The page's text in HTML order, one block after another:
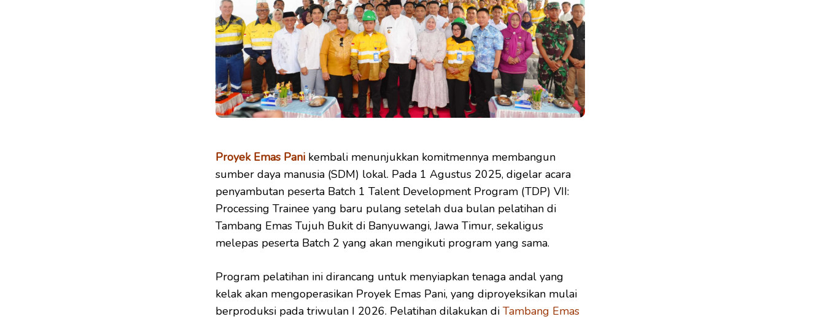
Proyek Emas Pani kembali menunjukkan komitmennya membangun
sumber daya manusia (SDM) lokal. Pada 1 Agustus 2025, digelar acara
penyambutan peserta Batch 1 Talent Development Program (TDP) VII:
Processing Trainee yang baru pulang setelah dua bulan pelatihan di
Tambang Emas Tujuh Bukit di Banyuwangi, Jawa Timur, sekaligus
melepas peserta Batch 2 yang akan mengikuti program yang sama.
Program pelatihan ini dirancang untuk menyiapkan tenaga andal yang
kelak akan mengoperasikan Proyek Emas Pani, yang diproyeksikan mulai
berproduksi pada triwulan I 2026. Pelatihan dilakukan di Tambang Emas